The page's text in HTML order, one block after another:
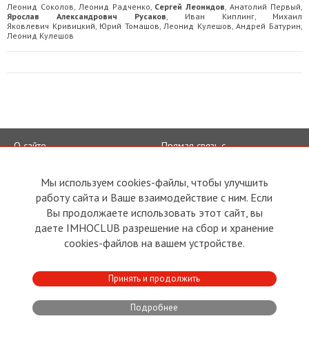
Леонид Соколов Леонид Радченко Сергей Леонидов Анатолий Первый
Ярослав Александрович Русаков Иван Киплинг, Михаил
Яковлевич Кривицкий Юрий Томашов Леонид Кулешов Андрей Батурин
Леонид Кулешов
О сайте
Условия пользования
Политика конфиденциальности
Прямая связь с
Прямая связь c членами клуба
Реклама
Контакты
Developed by:
Copyright © 2011 - 2026 Imho
Club
Мы используем cookies-файлы, чтобы улучшить
работу сайта и Ваше взаимодействие с ним. Если
Вы продолжаете использовать этот сайт, вы
даете IMHOCLUB разрешение на сбор и хранение
cookies-файлов на вашем устройстве.
Принять и продолжить
Подробнее